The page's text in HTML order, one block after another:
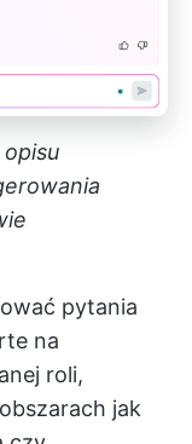
pytania
na
roli,
jak